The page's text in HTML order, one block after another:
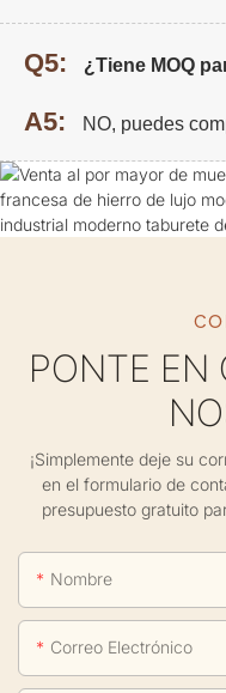
Q5: ¿Tiene MOQ
A5: NO, puedes
PONTE EN
¡Simplemente deje su
en el formulario de
presupuesto gratuito
Nombre
Correo Electrónico